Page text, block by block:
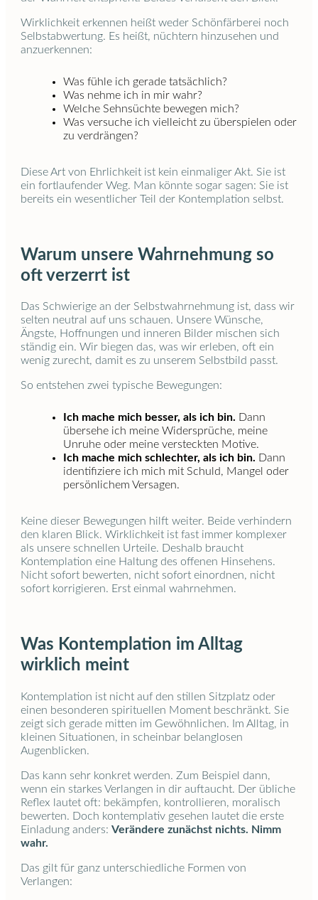
Wirklichkeit erkennen heißt weder Schönfärberei noch
Selbstabwertung. Es heißt, nüchtern hinzusehen und
anzuerkennen:
Was fühle ich gerade tatsächlich?
Was nehme ich in mir wahr?
Welche Sehnsüchte bewegen mich?
Was versuche ich vielleicht zu überspielen oder
zu verdrängen?
Diese Art von Ehrlichkeit ist kein einmaliger Akt. Sie ist
ein fortlaufender Weg. Man könnte sogar sagen: Sie ist
bereits ein wesentlicher Teil der Kontemplation selbst.
Warum unsere Wahrnehmung so
oft verzerrt ist
Das Schwierige an der Selbstwahrnehmung ist, dass wir
selten neutral auf uns schauen. Unsere Wünsche,
Ängste, Hoffnungen und inneren Bilder mischen sich
ständig ein. Wir biegen das, was wir erleben, oft ein
wenig zurecht, damit es zu unserem Selbstbild passt.
So entstehen zwei typische Bewegungen:
Ich mache mich besser, als ich bin. Dann
übersehe ich meine Widersprüche, meine
Unruhe oder meine versteckten Motive.
Ich mache mich schlechter, als ich bin. Dann
identifiziere ich mich mit Schuld, Mangel oder
persönlichem Versagen.
Keine dieser Bewegungen hilft weiter. Beide verhindern
den klaren Blick. Wirklichkeit ist fast immer komplexer
als unsere schnellen Urteile. Deshalb braucht
Kontemplation eine Haltung des offenen Hinsehens.
Nicht sofort bewerten, nicht sofort einordnen, nicht
sofort korrigieren. Erst einmal wahrnehmen.
Was Kontemplation im Alltag
wirklich meint
Kontemplation ist nicht auf den stillen Sitzplatz oder
einen besonderen spirituellen Moment beschränkt. Sie
zeigt sich gerade mitten im Gewöhnlichen. Im Alltag, in
kleinen Situationen, in scheinbar belanglosen
Augenblicken.
Das kann sehr konkret werden. Zum Beispiel dann,
wenn ein starkes Verlangen in dir auftaucht. Der übliche
Reflex lautet oft: bekämpfen, kontrollieren, moralisch
bewerten. Doch kontemplativ gesehen lautet die erste
Einladung anders: Verändere zunächst nichts. Nimm
wahr.
Das gilt für ganz unterschiedliche Formen von
Verlangen: